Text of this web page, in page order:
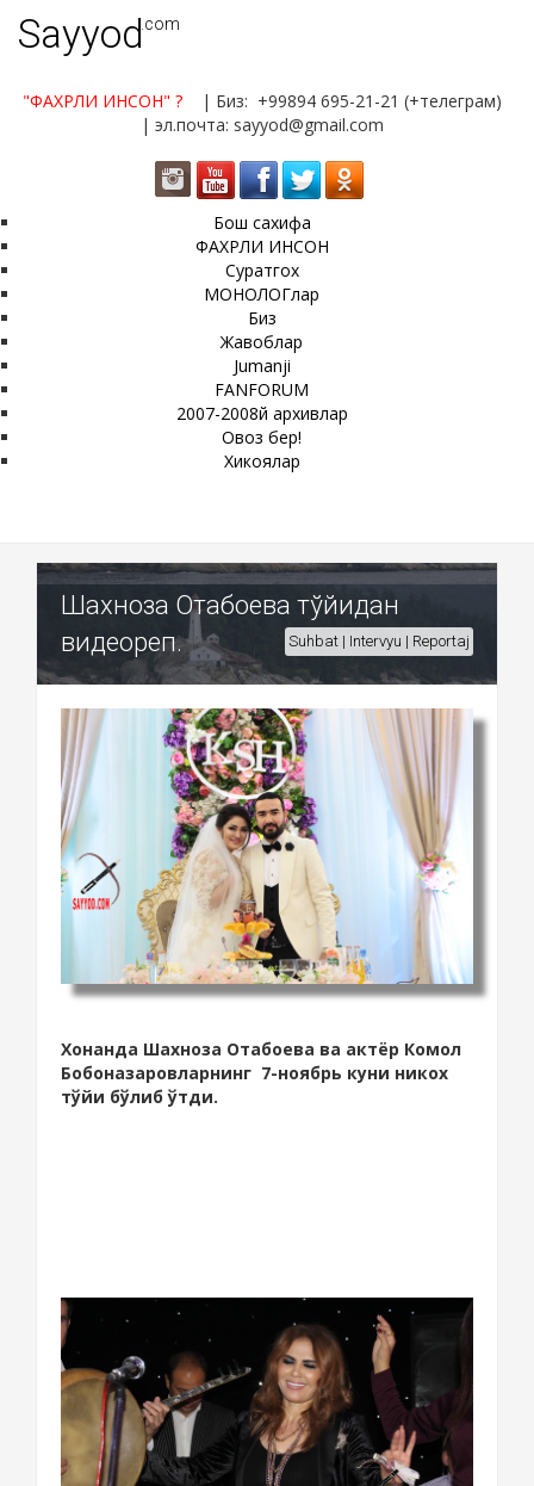
Sayyod.com
"ФАХРЛИ ИНСОН" ?
| Биз: +99894 695-21-21 (+телеграм)
| эл.почта: sayyod@gmail.com
Бош сахифа
ФАХРЛИ ИНСОН
Суратгох
МОНОЛОГлар
Биз
Жавоблар
Jumanji
FANFORUM
2007-2008й архивлар
Овоз бер!
Хикоялар
Шахноза Отабоева тўйидан
видеореп.
Suhbat | Intervyu | Reportaj
Хонанда Шахноза Отабоева ва актёр Комол
Бобоназаровларнинг 7-ноябрь куни никох
тўйи бўлиб ўтди.